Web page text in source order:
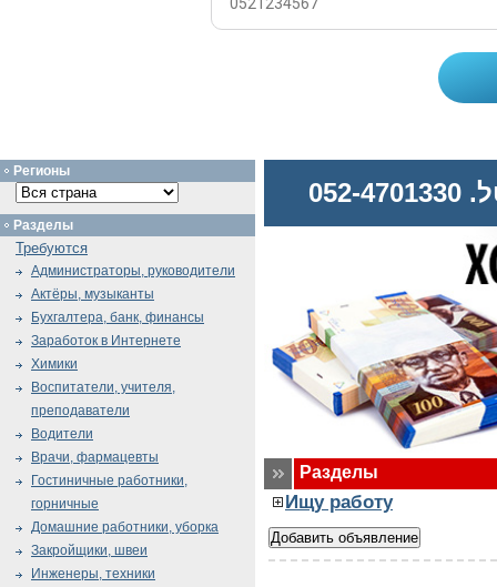
Разделы
Ищу работу
Регионы
Разделы
Требуются
Администраторы, руководители
Актёры, музыканты
Бухгалтера, банк, финансы
Заработок в Интернете
Химики
Воспитатели, учителя,
преподаватели
Водители
Врачи, фармацевты
Гостиничные работники,
горничные
Домашние работники, уборка
Закройщики, швеи
Инженеры, техники